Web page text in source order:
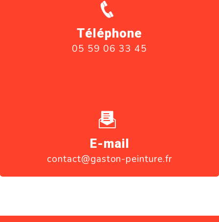
Téléphone
05 59 06 33 45
E-mail
contact@gaston-peinture.fr